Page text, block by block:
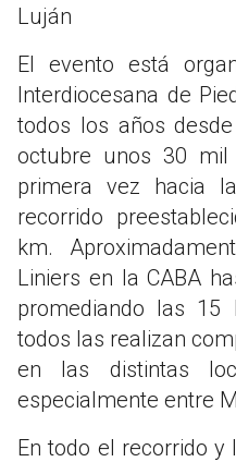
Luján
El evento está
Interdiocesana de
todos los años
octubre unos 30 mil
primera vez hacia
recorrido
km.
Liniers en la CABA
promediando las 15
todos las realizan
en las distintas
especialmente entre
En todo el recorrido y